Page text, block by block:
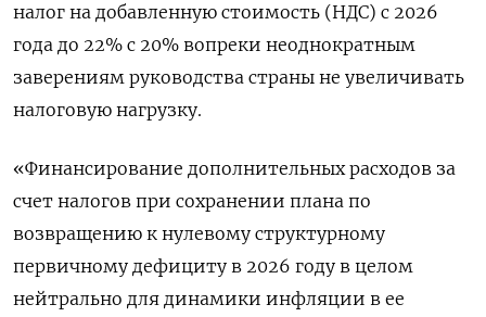
налог на добавленную стоимость (НДС) с 2026
года до 22% с 20% вопреки неоднократным
заверениям руководства страны не увеличивать
налоговую нагрузку.
«Финансирование дополнительных расходов за
счет налогов при сохранении плана по
возвращению к нулевому структурному
первичному дефициту в 2026 году в целом
нейтрально для динамики инфляции в ее